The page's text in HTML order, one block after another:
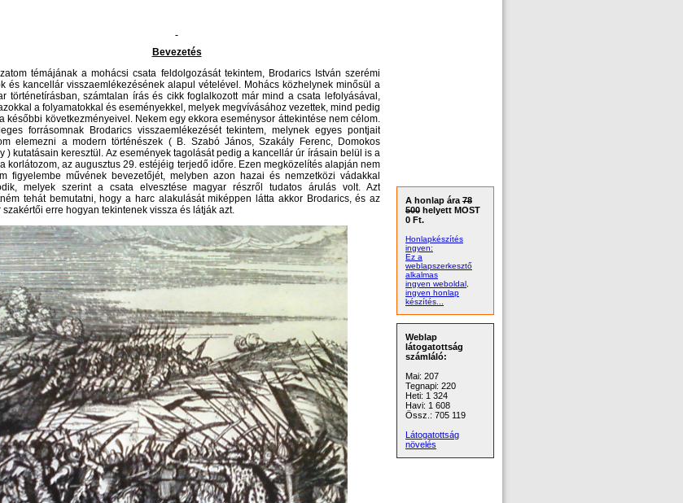
Bevezetés
témájának a mohácsi csata feldolgozását tekintem, Brodarics István szerémi
és kancellár visszaemlékezésének alapul vételével. Mohács közhelynek minősül a
történetírásban, számtalan írás és cikk foglalkozott már mind a csata lefolyásával,
a folyamatokkal és eseményekkel, melyek megvívásához vezettek, mind pedig
későbbi következményeivel. Nekem egy ekkora eseménysor áttekintése nem célom.
forrásomnak Brodarics visszaemlékezését tekintem, melynek egyes pontjait
elemezni a modern történészek ( B. Szabó János, Szakály Ferenc, Domokos
) kutatásain keresztül. Az események tagolását pedig a kancellár úr írásain belül is a
korlátozom, az augusztus 29. estéjéig terjedő időre. Ezen megközelítés alapján nem
figyelembe művének bevezetőjét, melyben azon hazai és nemzetközi vádakkal
melyek szerint a csata elvesztése magyar részről tudatos árulás volt. Azt
tehát bemutatni, hogy a harc alakulását miképpen látta akkor Brodarics, és az
szakértői erre hogyan tekintenek vissza és látják azt.
A honlap ára 78
500 helyett MOST
0 Ft.
Honlapkészítés
ingyen:
Ez a
weblapszerkesztő
alkalmas
ingyen weboldal,
ingyen honlap
készítés...
Weblap
látogatottság
számláló:
Mai: 207
Tegnapi: 220
Heti: 1 324
Havi: 1 608
Össz.: 705 119
Látogatottság
növelés